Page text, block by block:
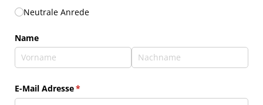
Neutrale Anrede
Name
E-Mail Adresse*
(erforderlich)